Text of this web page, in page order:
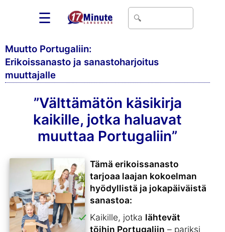
☰
Muutto Portugaliin:
Erikoissanasto ja sanastoharjoitus
muuttajalle
”Välttämätön käsikirja
kaikille, jotka haluavat
muuttaa Portugaliin”
Tämä erikoissanasto
tarjoaa laajan kokoelman
hyödyllistä ja jokapäiväistä
sanastoa:
Kaikille, jotka lähtevät
töihin Portugaliin – pariksi